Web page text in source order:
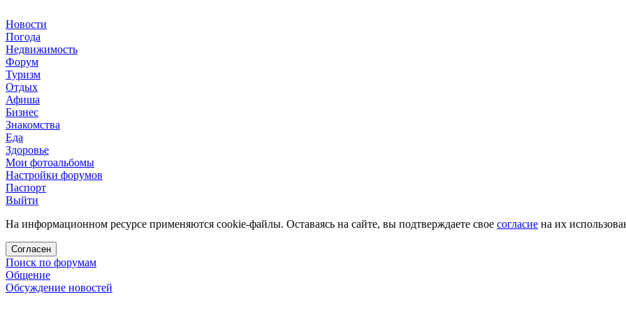
Новости
Погода
Недвижимость
Форум
Туризм
Отдых
Афиша
Бизнес
Знакомства
Еда
Здоровье
Мои фотоальбомы
Настройки форумов
Паспорт
Выйти
На информационном ресурсе применяются cookie-файлы. Оставаясь на сайте, вы подтверждаете свое согласие на их
Согласен
Поиск по форумам
Общение
Обсуждение новостей